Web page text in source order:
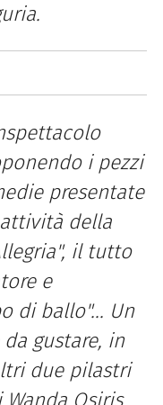
i pezzi
presentate
della
il tutto
e
di ballo"... Un
gustare, in
due pilastri
Osiris